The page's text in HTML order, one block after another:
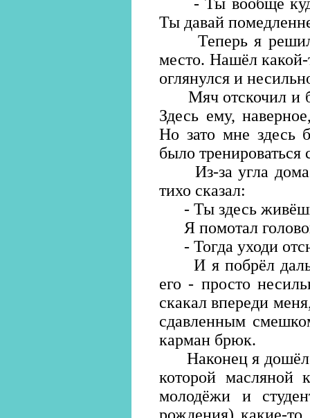
Ты давай
Теперь я решил
место. Нашёл
оглянулся и
Мяч отскочил и
Здесь ему,
Но зато мне здесь
было тренироваться
Из-за угла дома
тихо сказал:
- Ты здесь
Я помотал
- Тогда уходи
И я побрёл
его - просто
скакал впереди
сдавленным
карман брюк.
Наконец я дошёл
которой масляной
молодёжи и